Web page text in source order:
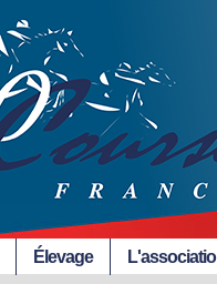
Élevage